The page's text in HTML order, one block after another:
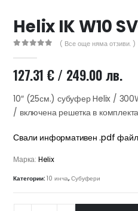
Helix IK W10
( Все още няма отзиви. )
127.31 €/ 249.00 лв.
10″ (25см.) субуфер Helix /
/ включена решетка в комплекта
Свали информативен .pdf файл
Марка:Helix
Категории:10 инча,Субуфери